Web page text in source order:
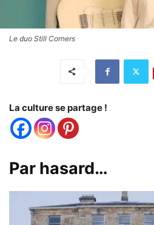
Le duo Still Corners
La culture se partage !
Par hasard…